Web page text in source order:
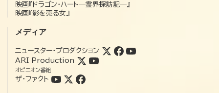
映画『ドラゴン・ハート―霊界探訪記―』
映画『影を売る女』
メディア
ニュースター・プロダクション
ARI Production
オピニオン番組
ザ・ファクト